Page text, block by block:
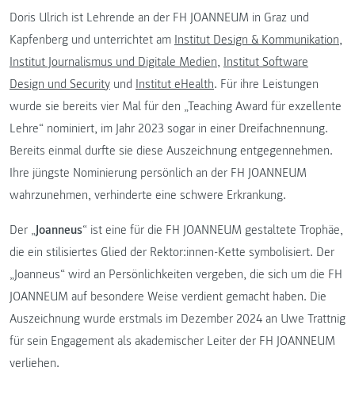
Doris Ulrich ist Lehrende an der FH JOANNEUM in Graz und
Kapfenberg und unterrichtet am Institut Design & Kommunikation,
Institut Journalismus und Digitale Medien, Institut Software
Design und Security und Institut eHealth. Für ihre Leistungen
wurde sie bereits vier Mal für den „Teaching Award für exzellente
Lehre“ nominiert, im Jahr 2023 sogar in einer Dreifachnennung.
Bereits einmal durfte sie diese Auszeichnung entgegennehmen.
Ihre jüngste Nominierung persönlich an der FH JOANNEUM
wahrzunehmen, verhinderte eine schwere Erkrankung.
Der „Joanneus“ ist eine für die FH JOANNEUM gestaltete Trophäe,
die ein stilisiertes Glied der Rektor:innen-Kette symbolisiert. Der
„Joanneus“ wird an Persönlichkeiten vergeben, die sich um die FH
JOANNEUM auf besondere Weise verdient gemacht haben. Die
Auszeichnung wurde erstmals im Dezember 2024 an Uwe Trattnig
für sein Engagement als akademischer Leiter der FH JOANNEUM
verliehen.